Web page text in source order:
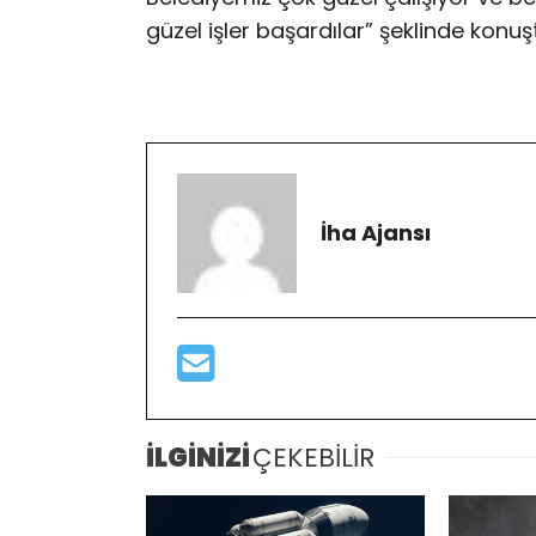
güzel işler başardılar” şeklinde
İha Ajansı
İLGİNİZİÇEKEBİLİR